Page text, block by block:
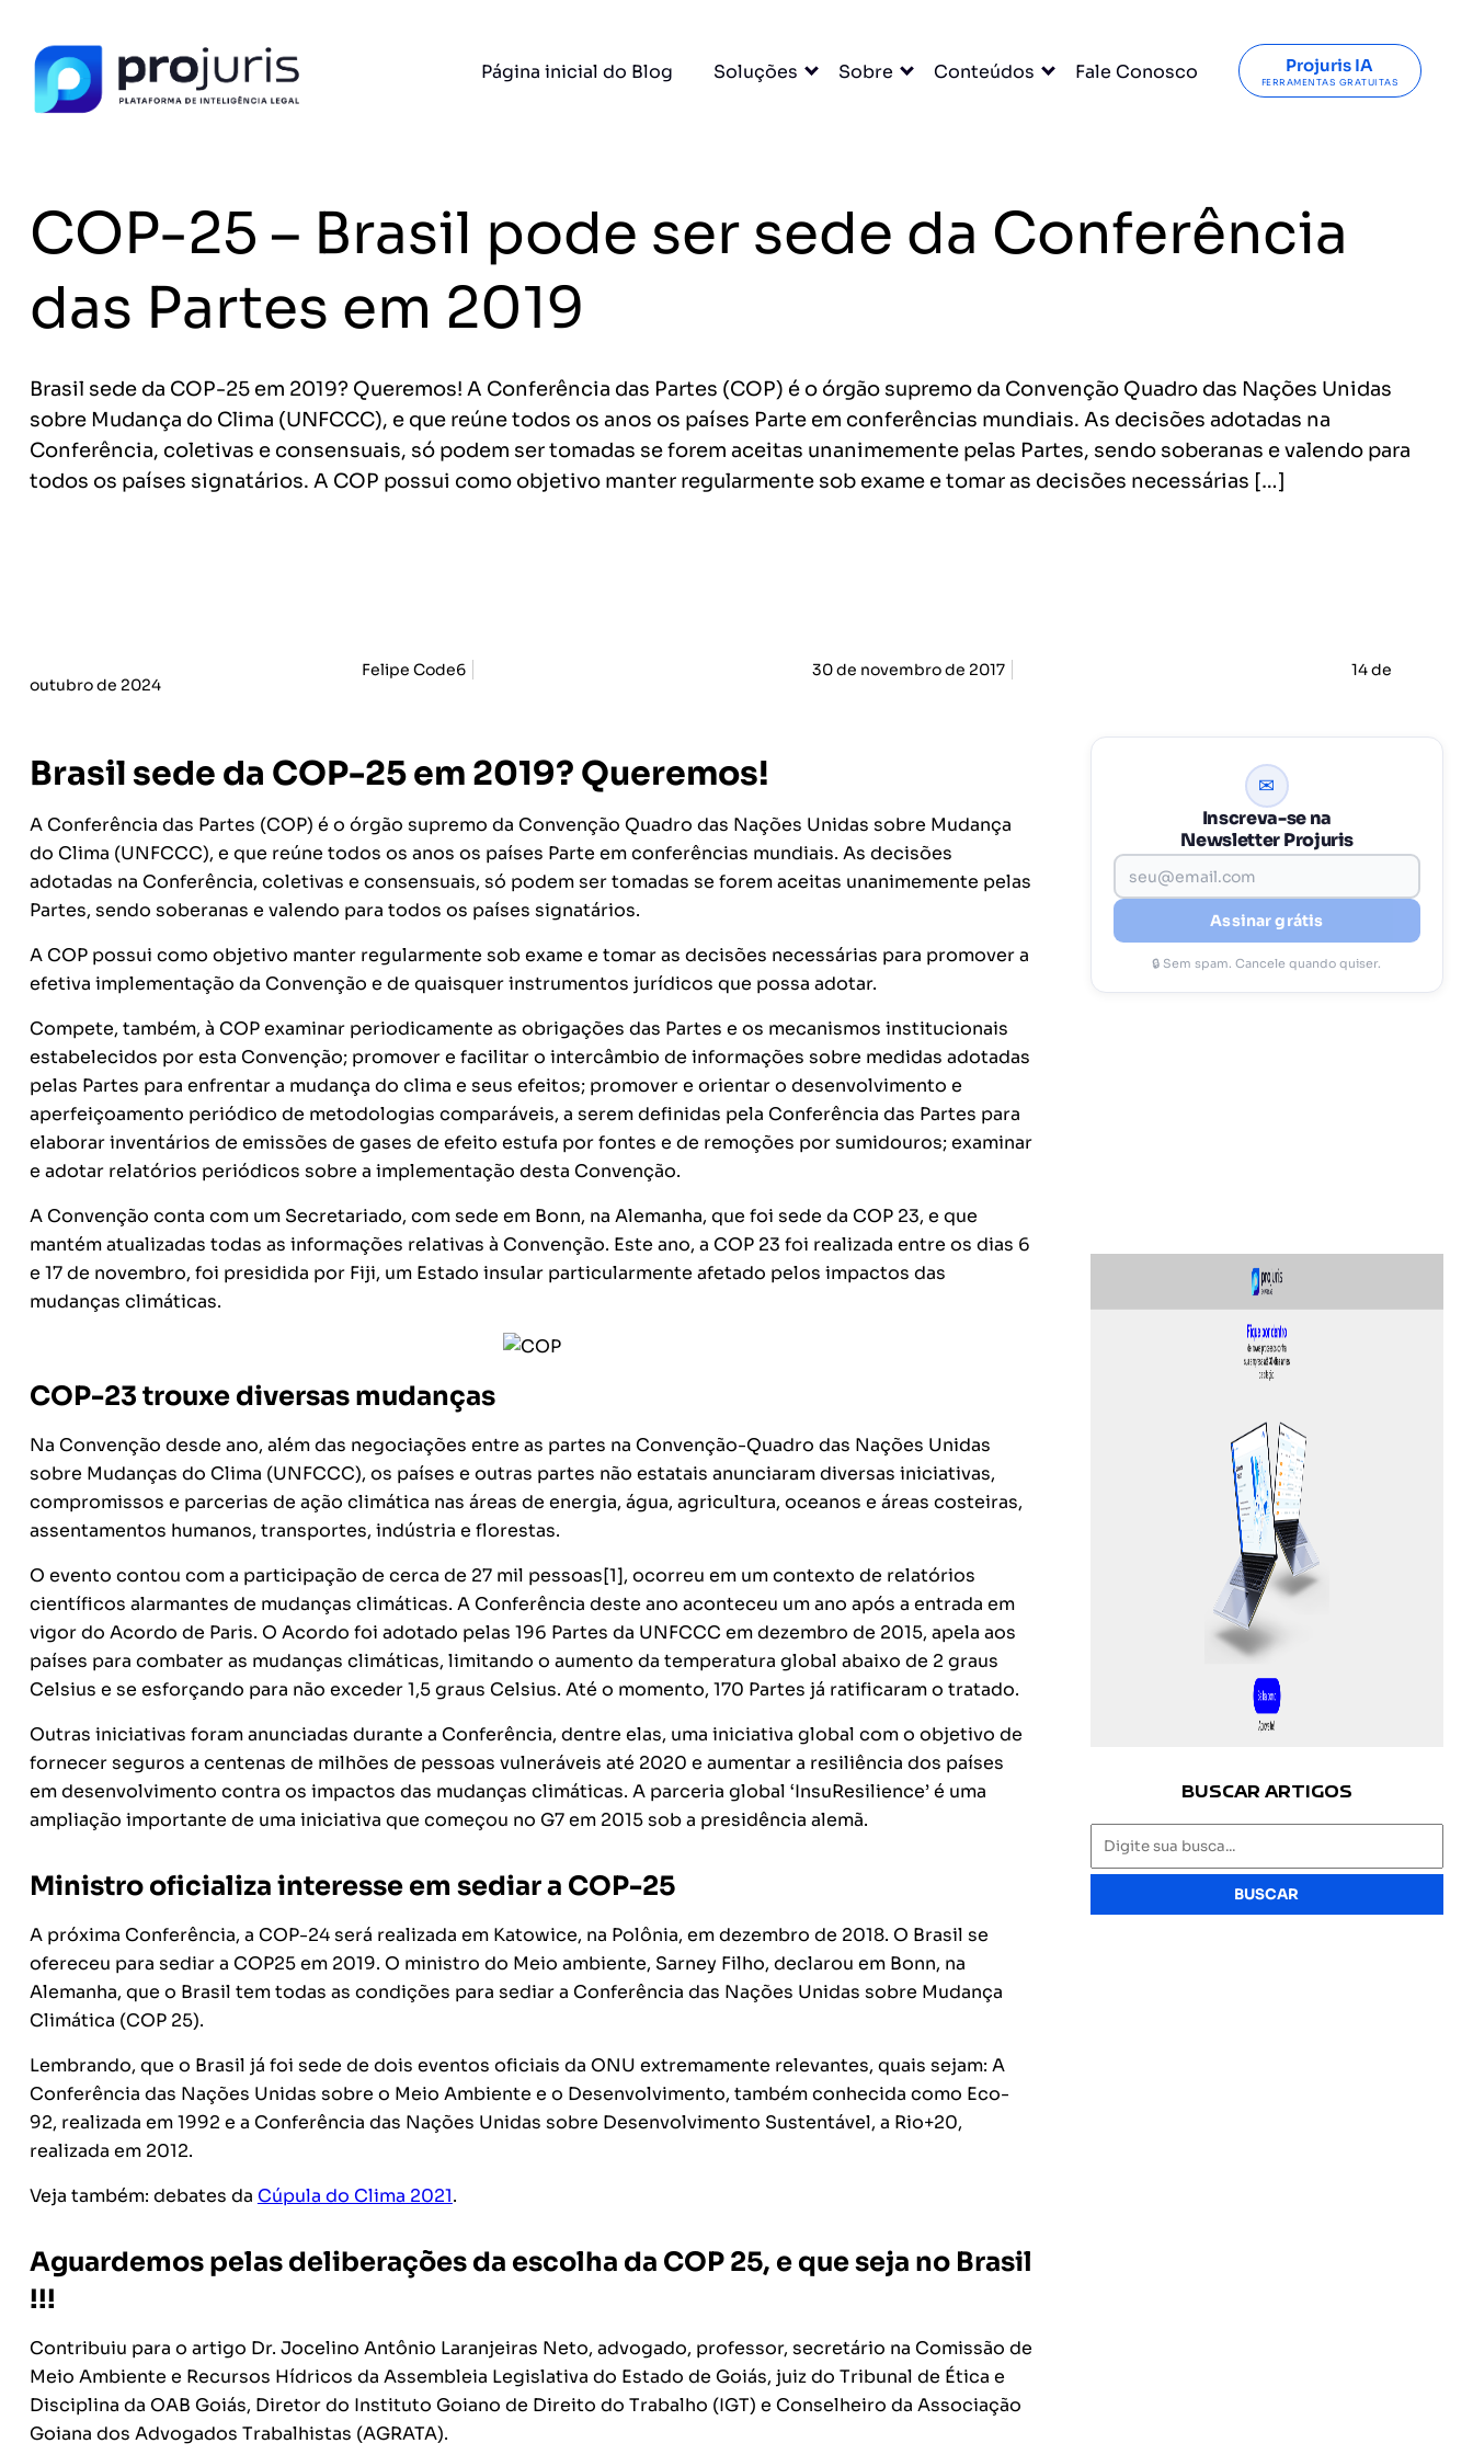
Página inicial do Blog Soluções Sobre Conteúdos Fale Conosco Projuris IA
FERRAMENTAS GRATUITAS
COP-25 – Brasil pode ser sede da Conferência
das Partes em 2019
Brasil sede da COP-25 em 2019? Queremos! A Conferência das Partes (COP) é o órgão supremo da Convenção Quadro das Nações Unidas
sobre Mudança do Clima (UNFCCC), e que reúne todos os anos os países Parte em conferências mundiais. As decisões adotadas na
Conferência, coletivas e consensuais, só podem ser tomadas se forem aceitas unanimemente pelas Partes, sendo soberanas e valendo para
todos os países signatários. A COP possui como objetivo manter regularmente sob exame e tomar as decisões necessárias […]
Felipe Code6 30 de novembro de 2017 14 de
outubro de 2024
Brasil sede da COP-25 em 2019? Queremos!
A Conferência das Partes (COP) é o órgão supremo da Convenção Quadro das Nações Unidas sobre Mudança
do Clima (UNFCCC), e que reúne todos os anos os países Parte em conferências mundiais. As decisões
adotadas na Conferência, coletivas e consensuais, só podem ser tomadas se forem aceitas unanimemente pelas
Partes, sendo soberanas e valendo para todos os países signatários.
A COP possui como objetivo manter regularmente sob exame e tomar as decisões necessárias para promover a
efetiva implementação da Convenção e de quaisquer instrumentos jurídicos que possa adotar.
Compete, também, à COP examinar periodicamente as obrigações das Partes e os mecanismos institucionais
estabelecidos por esta Convenção; promover e facilitar o intercâmbio de informações sobre medidas adotadas
pelas Partes para enfrentar a mudança do clima e seus efeitos; promover e orientar o desenvolvimento e
aperfeiçoamento periódico de metodologias comparáveis, a serem definidas pela Conferência das Partes para
elaborar inventários de emissões de gases de efeito estufa por fontes e de remoções por sumidouros; examinar
e adotar relatórios periódicos sobre a implementação desta Convenção.
A Convenção conta com um Secretariado, com sede em Bonn, na Alemanha, que foi sede da COP 23, e que
mantém atualizadas todas as informações relativas à Convenção. Este ano, a COP 23 foi realizada entre os dias 6
e 17 de novembro, foi presidida por Fiji, um Estado insular particularmente afetado pelos impactos das
mudanças climáticas.
COP-23 trouxe diversas mudanças
Na Convenção desde ano, além das negociações entre as partes na Convenção-Quadro das Nações Unidas
sobre Mudanças do Clima (UNFCCC), os países e outras partes não estatais anunciaram diversas iniciativas,
compromissos e parcerias de ação climática nas áreas de energia, água, agricultura, oceanos e áreas costeiras,
assentamentos humanos, transportes, indústria e florestas.
O evento contou com a participação de cerca de 27 mil pessoas[1], ocorreu em um contexto de relatórios
científicos alarmantes de mudanças climáticas. A Conferência deste ano aconteceu um ano após a entrada em
vigor do Acordo de Paris. O Acordo foi adotado pelas 196 Partes da UNFCCC em dezembro de 2015, apela aos
países para combater as mudanças climáticas, limitando o aumento da temperatura global abaixo de 2 graus
Celsius e se esforçando para não exceder 1,5 graus Celsius. Até o momento, 170 Partes já ratificaram o tratado.
Outras iniciativas foram anunciadas durante a Conferência, dentre elas, uma iniciativa global com o objetivo de
fornecer seguros a centenas de milhões de pessoas vulneráveis até 2020 e aumentar a resiliência dos países
em desenvolvimento contra os impactos das mudanças climáticas. A parceria global ‘InsuResilience’ é uma
ampliação importante de uma iniciativa que começou no G7 em 2015 sob a presidência alemã.
Ministro oficializa interesse em sediar a COP-25
A próxima Conferência, a COP-24 será realizada em Katowice, na Polônia, em dezembro de 2018. O Brasil se
ofereceu para sediar a COP25 em 2019. O ministro do Meio ambiente, Sarney Filho, declarou em Bonn, na
Alemanha, que o Brasil tem todas as condições para sediar a Conferência das Nações Unidas sobre Mudança
Climática (COP 25).
Lembrando, que o Brasil já foi sede de dois eventos oficiais da ONU extremamente relevantes, quais sejam: A
Conferência das Nações Unidas sobre o Meio Ambiente e o Desenvolvimento, também conhecida como Eco-
92, realizada em 1992 e a Conferência das Nações Unidas sobre Desenvolvimento Sustentável, a Rio+20,
realizada em 2012.
Veja também: debates da Cúpula do Clima 2021.
Aguardemos pelas deliberações da escolha da COP 25, e que seja no Brasil
!!!
Contribuiu para o artigo Dr. Jocelino Antônio Laranjeiras Neto, advogado, professor, secretário na Comissão de
Meio Ambiente e Recursos Hídricos da Assembleia Legislativa do Estado de Goiás, juiz do Tribunal de Ética e
Disciplina da OAB Goiás, Diretor do Instituto Goiano de Direito do Trabalho (IGT) e Conselheiro da Associação
Goiana dos Advogados Trabalhistas (AGRATA).
✉
Inscreva-se na
Newsletter Projuris
Assinar grátis
🔒 Sem spam. Cancele quando quiser.
BUSCAR ARTIGOS
BUSCAR
PROJURIS AI — GRATUITO
Sem pagar nada.
Gerador de Contrato de Honorários
Sem spam. Cancele quando quiser.
JS MC AR KL +14.000 juristas
já acessaram as ferramentas